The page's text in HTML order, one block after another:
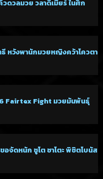
ดวลมวย วลาดิเมียร์ ในศึก
หวังพานักมวยหญิงคว้าโควตา
Fairtex Fight มวยมันพันธุ์
อจัดหนัก ชูโต ซาโตะ พิชิตโบนัส